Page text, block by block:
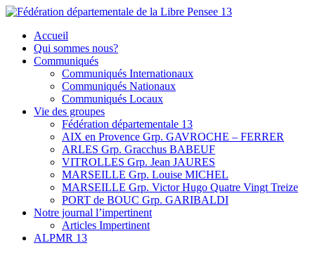
Skip
content
Fédération départementale de la Libre Pensee 13
Membre de la fédération Nationale de la Libre Pensée ni dieu ni
maitre
Accueil
Qui sommes nous?
Communiqués
Communiqués Internationaux
Communiqués Nationaux
Communiqués Locaux
Vie des groupes
Fédération départementale 13
AIX en Provence Grp. GAVROCHE – FERRER
ARLES Grp. Gracchus BABEUF
VITROLLES Grp. Jean JAURES
MARSEILLE Grp. Louise MICHEL
MARSEILLE Grp. Victor Hugo Quatre Vingt Treize
PORT de BOUC Grp. GARIBALDI
Notre journal l’impertinent
Articles Impertinent
ALPMR 13